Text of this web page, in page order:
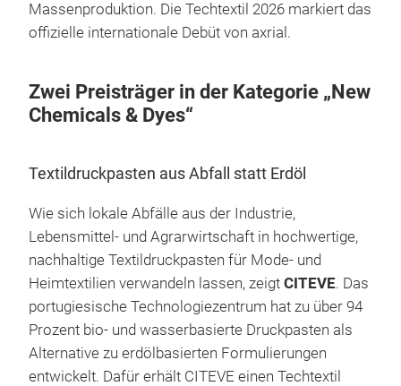
Massenproduktion. Die Techtextil 2026 markiert das
offizielle internationale Debüt von axrial.
Zwei Preisträger in der Kategorie „New
Chemicals & Dyes“
Textildruckpasten aus Abfall statt Erdöl
Wie sich lokale Abfälle aus der Industrie,
Lebensmittel- und Agrarwirtschaft in hochwertige,
nachhaltige Textildruckpasten für Mode- und
Heimtextilien verwandeln lassen, zeigt CITEVE. Das
portugiesische Technologiezentrum hat zu über 94
Prozent bio- und wasserbasierte Druckpasten als
Alternative zu erdölbasierten Formulierungen
entwickelt. Dafür erhält CITEVE einen Techtextil